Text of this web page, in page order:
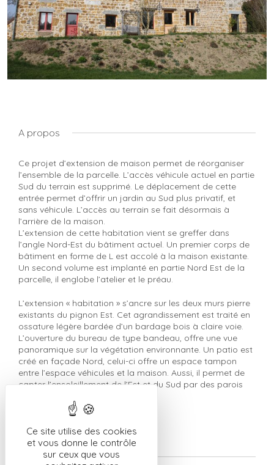
Ce site utilise des cookies
et vous donne le contrôle
sur ceux que vous
A propos
Ce projet d’extension de maison permet de réorganiser
l’ensemble de la parcelle. L’accès véhicule actuel en partie
Sud du terrain est supprimé. Le déplacement de cette
entrée permet d’offrir un jardin au Sud plus privatif, et
sans véhicule. L’accès au terrain se fait désormais à
l’arrière de la maison.
L’extension de cette habitation vient se greffer dans
l’angle Nord-Est du bâtiment actuel. Un premier corps de
bâtiment en forme de L est accolé à la maison existante.
Un second volume est implanté en partie Nord Est de la
parcelle, il englobe l’atelier et le préau.
L’extension « habitation » s’ancre sur les deux murs pierre
existants du pignon Est. Cet agrandissement est traité en
ossature légère bardée d’un bardage bois à claire voie.
L’ouverture du bureau de type bandeau, offre une vue
panoramique sur la végétation environnante. Un patio est
créé en façade Nord, celui-ci offre un espace tampon
entre l’espace véhicules et la maison. Aussi, il permet de
capter l’ensoleillement de l’Est et du Sud par des parois
Retour à la liste des réalisations
Infos projet